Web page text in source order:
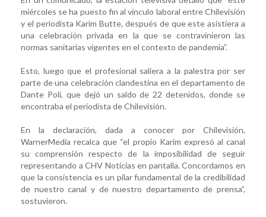
miércoles se ha puesto fin al vínculo laboral entre Chilevisión
y el periodista Karim Butte, después de que este asistiera a
una celebración privada en la que se contravinieron las
normas sanitarias vigentes en el contexto de pandemia”.
Esto, luego que el profesional saliera a la palestra por ser
parte de una celebración clandestina en el departamento de
Dante Poli, que dejó un saldo de 22 detenidos, donde se
encontraba el periodista de Chilevisión.
En la declaración, dada a conocer por Chilevisión,
WarnerMedia recalca que “el propio Karim expresó al canal
su comprensión respecto de la imposibilidad de seguir
representando a CHV Noticias en pantalla. Concordamos en
que la consistencia es un pilar fundamental de la credibilidad
de nuestro canal y de nuestro departamento de prensa”,
sostuvieron.